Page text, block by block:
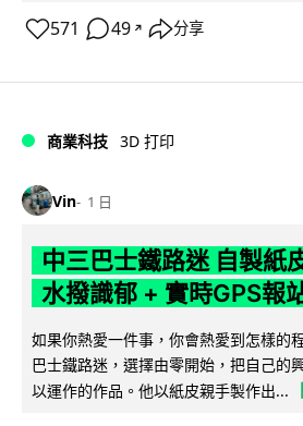
571 49 ↗ 分享
商業科技 3D 打印
Vin 1 日
中三巴士鐵路迷 自製紙
水撥識郁 + 實時GPS報
如果你熱愛一件事，你會熱愛到怎樣的
巴士鐵路迷，選擇由零開始，把自己的
以運作的作品。他以紙皮親手製作出...